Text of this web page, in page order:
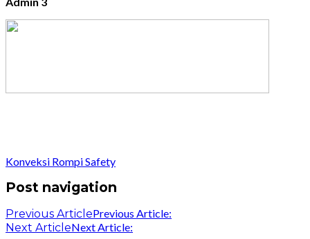
Konveksi Rompi Safety
Post navigation
Previous ArticlePrevious Article:
Next ArticleNext Article: